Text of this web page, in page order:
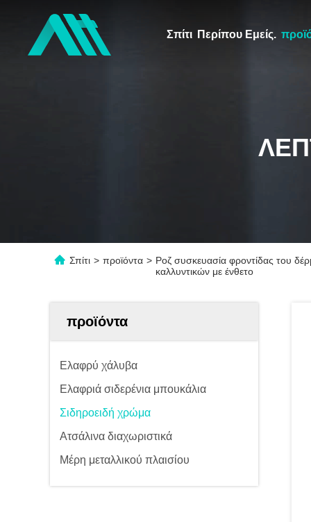
Σπίτι Περίπου Εμείς.
Σπίτι > προϊόντα > Ροζ συσκευασία φροντίδας του
καλλυντικών με ένθετο
προϊόντα
Ελαφρύ χάλυβα
Ελαφριά σιδερένια μπουκάλια
Σιδηροειδή χρώμα
Ατσάλινα διαχωριστικά
Μέρη μεταλλικού πλαισίου